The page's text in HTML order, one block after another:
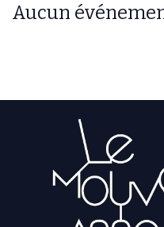
Aucun